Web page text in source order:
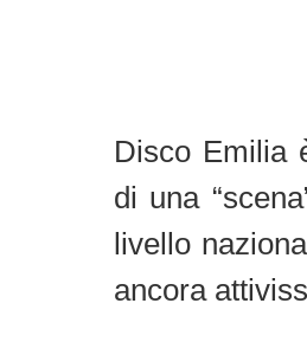
Disco Emilia
di una
livello
ancora